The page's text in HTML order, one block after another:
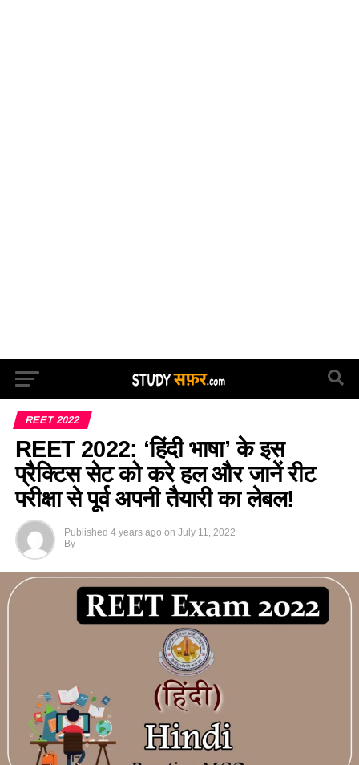
REET 2022
REET 2022: ‘हिंदी भाषा’ के इस
प्रैक्टिस सेट को करे हल और जानें रीट
परीक्षा से पूर्व अपनी तैयारी का लेबल!
Published 4 years ago on July 11, 2022
By